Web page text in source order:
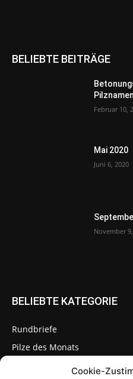
Cookie-
BELIEBTE BEITRÄGE
Pilznamen
Februar 10,
Mai 2020
Juni 6, 2020
November
BELIEBTE KATEGORIE
Rundbriefe
Pilze des Monats